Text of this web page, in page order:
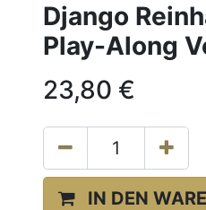
Django
Play-Along
23,80 €
IN DEN